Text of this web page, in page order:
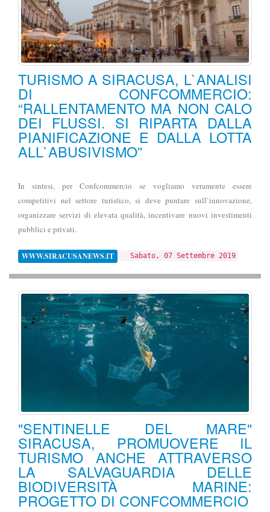
TURISMO A SIRACUSA, L`ANALISI
DI CONFCOMMERCIO:
“RALLENTAMENTO MA NON CALO
DEI FLUSSI. SI RIPARTA DALLA
PIANIFICAZIONE E DALLA LOTTA
ALL`ABUSIVISMO”
In sintesi, per Confcommercio se vogliamo veramente essere
competitivi nel settore turistico, si deve puntare sull`innovazione,
organizzare servizi di elevata qualità, incentivare nuovi investimenti
pubblici e privati.
WWW.SIRACUSANEWS.IT Sabato, 07 Settembre 2019
"SENTINELLE DEL MARE"
SIRACUSA, PROMUOVERE IL
TURISMO ANCHE ATTRAVERSO
LA SALVAGUARDIA DELLE
BIODIVERSITÀ MARINE:
PROGETTO DI CONFCOMMERCIO